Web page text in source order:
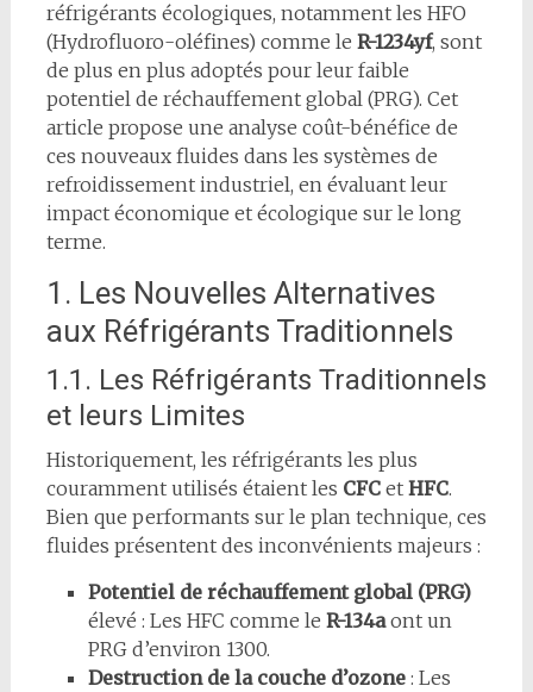
réfrigérants écologiques, notamment les HFO
(Hydrofluoro-oléfines) comme le R-1234yf, sont
de plus en plus adoptés pour leur faible
potentiel de réchauffement global (PRG). Cet
article propose une analyse coût-bénéfice de
ces nouveaux fluides dans les systèmes de
refroidissement industriel, en évaluant leur
impact économique et écologique sur le long
terme.
1. Les Nouvelles Alternatives
aux Réfrigérants Traditionnels
1.1. Les Réfrigérants Traditionnels
et leurs Limites
Historiquement, les réfrigérants les plus
couramment utilisés étaient les CFCet HFC.
Bien que performants sur le plan technique, ces
fluides présentent des inconvénients majeurs :
Potentiel de réchauffement global (PRG)
élevé : Les HFC comme le R-134aont un
PRG d’environ 1300.
Destruction de la couche d’ozone: Les